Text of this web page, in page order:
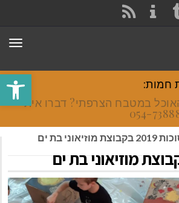
פתח
חמות:
במטבח הצרפתי? דברו איתי
בקבוצת מוזיאוני בת ים